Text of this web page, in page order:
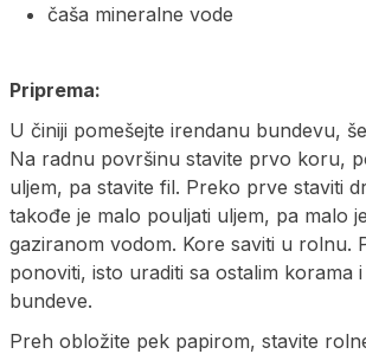
čaša mineralne vode
Priprema:
U činiji pomešejte irendanu bundevu,
Na radnu površinu stavite prvo koru,
uljem, pa stavite fil. Preko prve staviti
takođe je malo pouljati uljem, pa malo
gaziranom vodom. Kore saviti u rolnu.
ponoviti, isto uraditi sa ostalim korama
bundeve.
Preh obložite pek papirom, stavite